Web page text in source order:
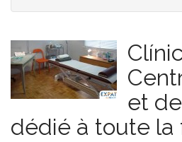
et
dédié à toute la